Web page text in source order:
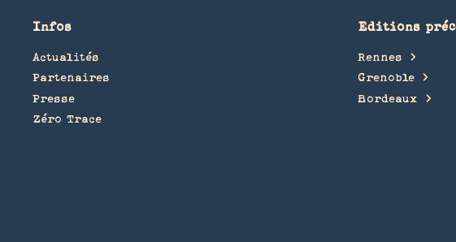
Infos
Actualités
Partenaires
Presse
Zéro Trace
Editions
Rennes
Grenoble
Bordeaux